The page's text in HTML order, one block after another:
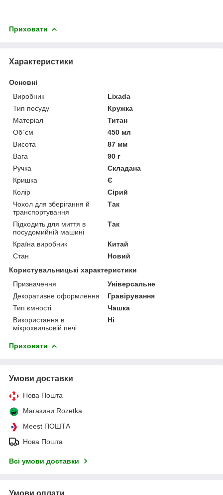
Приховати
Характеристики
Основні
Виробник
Lixada
Тип посуду
Кружка
Матеріал
Титан
Об`єм
450 мл
Висота
87 мм
Вага
90 г
Ручка
Складана
Кришка
Є
Колір
Сірий
Чохол для зберігання й
транспортування
Так
Підходить для миття в
посудомийній машині
Так
Країна виробник
Китай
Стан
Новий
Користувальницькі характеристики
Призначення
Універсальне
Декоративне оформлення
Гравірування
Тип ємності
Чашка
Використання в
мікрохвильовій печі
Ні
Приховати
Умови доставки
Нова Пошта
Магазини Rozetka
Meest ПОШТА
Нова Пошта
Всі умови доставки
Умови оплати